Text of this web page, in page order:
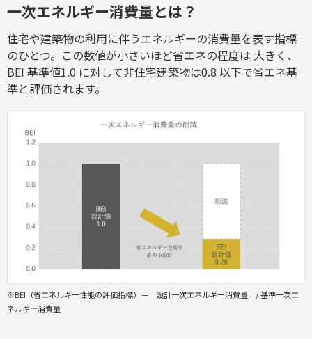
一次エネルギー消費量とは？
住宅や建築物の利用に伴うエネルギーの消費量を表す指標
のひとつ。この数値が小さいほど省エネの程度は 大きく、
BEI 基準値1.0 に対して非住宅建築物は0.8 以下で省エネ基
準と評価されます。
※BEI（省エネルギー性能の評価指標）＝ 設計一次エネルギー消費量 / 基準一次エ
ネルギ―消費量